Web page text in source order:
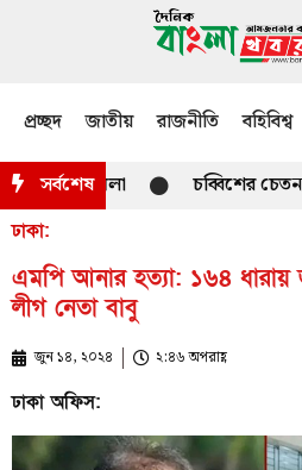
প্রচ্ছদ জাতীয় রাজনীতি বহিবিশ্ব
সর্বশেষ
হামলা চব্বিশের চেতনা
ঢাকা:
এমপি আনার হত্যা: ১৬৪ ধারায়
লীগ নেতা বাবু
জুন ১৪, ২০২৪ ২:৪৬ অপরাহ্ণ
ঢাকা অফিস: